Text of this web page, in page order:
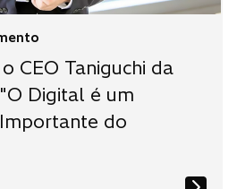
CEO Taniguchi da
Digital é um
do